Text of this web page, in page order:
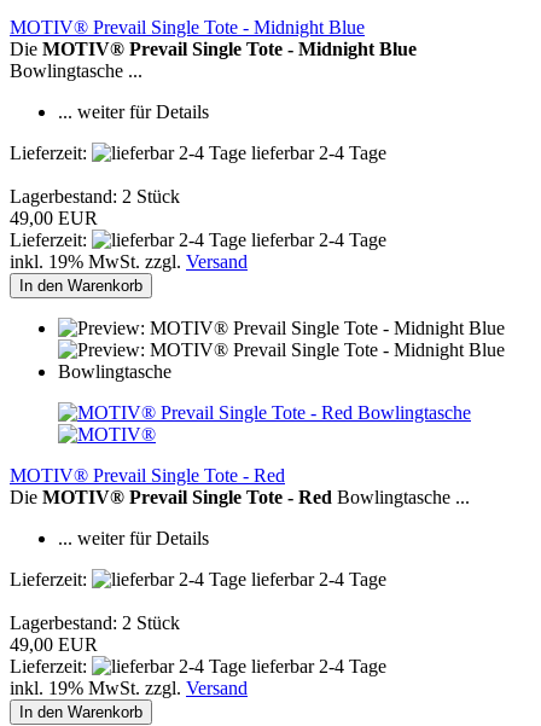
MOTIV® Prevail Single Tote - Midnight Blue
Die MOTIV® Prevail Single Tote - Midnight Blue
Bowlingtasche ...
... weiter für Details
Lieferzeit:
lieferbar 2-4 Tage
Lagerbestand: 2 Stück
49,00 EUR
Lieferzeit:
lieferbar 2-4 Tage
inkl. 19% MwSt. zzgl. Versand
In den Warenkorb
MOTIV® Prevail Single Tote - Red
Die MOTIV® Prevail Single Tote - Red Bowlingtasche ...
... weiter für Details
Lieferzeit:
lieferbar 2-4 Tage
Lagerbestand: 2 Stück
49,00 EUR
Lieferzeit:
lieferbar 2-4 Tage
inkl. 19% MwSt. zzgl. Versand
In den Warenkorb